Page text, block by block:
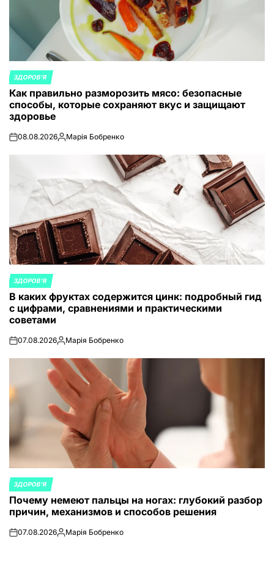
ОПУБЛИКОВАНО
В
ЗДОРОВ'Я
Как правильно разморозить мясо: безопасные
способы, которые сохраняют вкус и защищают
здоровье
on08.08.2026Запись
Марія Бобренко
ОПУБЛИКОВАНО
В
ЗДОРОВ'Я
В каких фруктах содержится цинк: подробный гид
с цифрами, сравнениями и практическими
советами
on07.08.2026Запись
Марія Бобренко
ОПУБЛИКОВАНО
В
ЗДОРОВ'Я
Почему немеют пальцы на ногах: глубокий разбор
причин, механизмов и способов решения
on07.08.2026Запись
Марія Бобренко